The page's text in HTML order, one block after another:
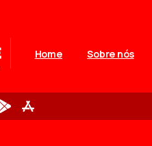
Home Sobre nós